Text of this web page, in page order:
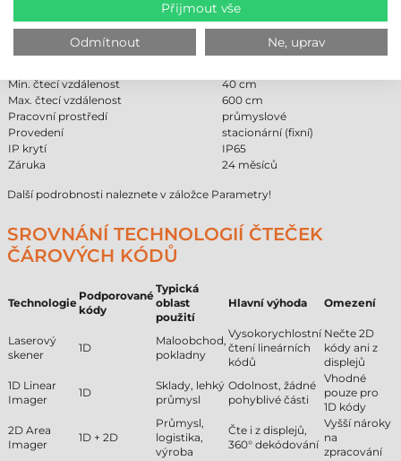
Značka
Datalogic
Matrix 220
2D Area Imager
Min. čtecí vzdálenost
40 cm
Max. čtecí vzdálenost
600 cm
Pracovní prostředí
průmyslové
Provedení
stacionární (fixní)
IP krytí
IP65
Záruka
24 měsíců
Další podrobnosti naleznete v záložce Parametry!
SROVNÁNÍ TECHNOLOGIÍ ČTEČEK
ČÁROVÝCH KÓDŮ
Technologie
Podporované
kódy
Typická
oblast
použití
Hlavní výhoda Omezení
Laserový
skener
1D
Maloobchod,
pokladny
Vysokorychlostní
čtení lineárních
kódů
Nečte 2D
kódy ani z
displejů
1D Linear
Imager
1D
Sklady, lehký
průmysl
Odolnost, žádné
pohyblivé části
Vhodné
pouze pro
1D kódy
2D Area
Imager
1D + 2D
Průmysl,
logistika,
výroba
Čte i z displejů,
360° dekódování
Vyšší nároky
na
zpracování
Přijmout vše
Odmítnout Ne, uprav